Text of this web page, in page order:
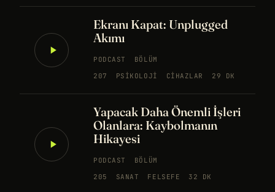
Ekranı Kapat: Unplugged
Akımı
PODCAST
BÖLÜM
207
PSIKOLOJI CIHAZLAR 29 DK
Yapacak Daha Önemli İşleri
Olanlara: Kaybolmanın
Hikayesi
PODCAST
BÖLÜM
205
SANAT FELSEFE 32 DK